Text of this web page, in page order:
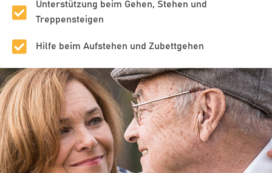
Unterstützung beim Gehen, Stehen und
Treppensteigen
Hilfe beim Aufstehen und Zubettgehen